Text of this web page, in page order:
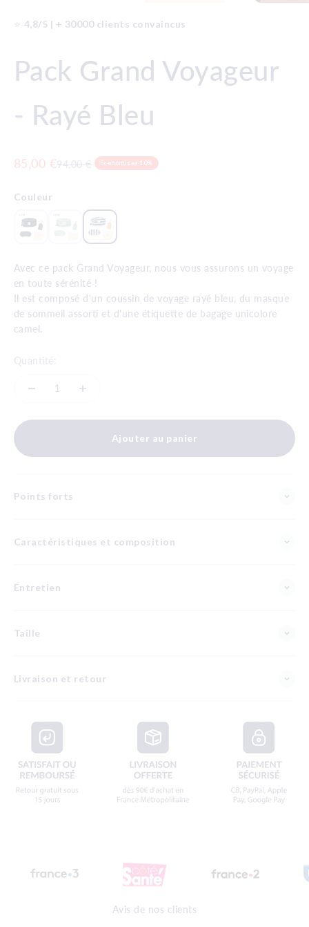
⭐️ 4,8/5 | + 30000 clients convaincus
Pack Grand Voyageur
- Rayé Bleu
Prix de vente
85,00 € Prix normal
94,00 € Economisez 10%
Couleur
Avec ce pack Grand Voyageur, nous vous assurons un voyage
en toute sérénité !
Il est composé d'un coussin de voyage rayé bleu, du masque
de sommeil assorti et d'une étiquette de bagage unicolore
camel.
Ajouter au panier
Points forts
Caractéristiques et composition
Entretien
Taille
Livraison et retour
Avis de nos clients